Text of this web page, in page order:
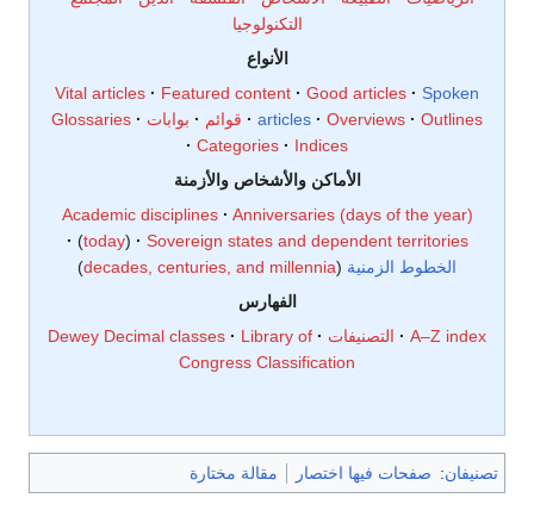
التكنولوجيا
الأنواع
Vital articles
Featured content Good articles
Spoken
articles
Overviews Outlines قوائم بوابات
Glossaries
Categories
Indices
الأماكن والأشخاص والأزمنة
Academic disciplines
Anniversaries (days of the year)
today
Sovereign states and dependent territories
الخطوط الزمنية
decades, centuries, and millennia
الفهارس
A–Z index
التصنيفات Dewey Decimal classes
Library of
Congress Classification
تصنيفان: صفحات فيها اختصار مقالة مختارة